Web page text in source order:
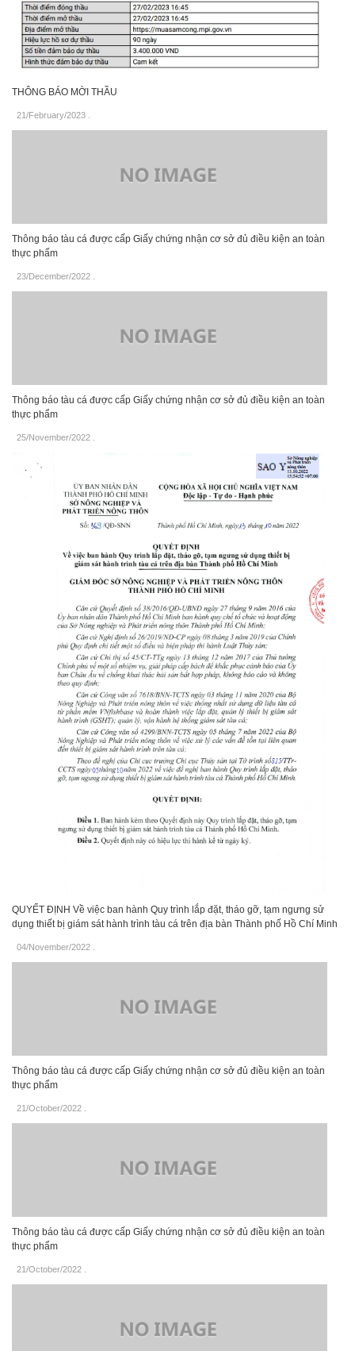
THÔNG BÁO MỜI THẦU
21/February/2023
Thông báo tàu cá được cấp Giấy chứng nhận cơ sở đủ điều kiện an toàn
thực phẩm
23/December/2022
Thông báo tàu cá được cấp Giấy chứng nhận cơ sở đủ điều kiện an toàn
thực phẩm
25/November/2022
QUYẾT ĐỊNH Về việc ban hành Quy trình lắp đặt, tháo gỡ, tạm ngưng sử
dụng thiết bị giám sát hành trình tàu cá trên địa bàn Thành phố Hồ Chí Minh
04/November/2022
Thông báo tàu cá được cấp Giấy chứng nhận cơ sở đủ điều kiện an toàn
thực phẩm
21/October/2022
Thông báo tàu cá được cấp Giấy chứng nhận cơ sở đủ điều kiện an toàn
thực phẩm
21/October/2022